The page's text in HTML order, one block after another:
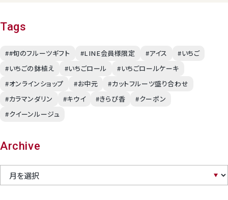
Tags
##旬のフルーツギフト #LINE会員様限定 #アイス
#いちご
#いちごの鉢植え
#いちごロール
#いちごロールケーキ
#オンラインショップ
#お中元
#カットフルーツ盛り合わせ
#カラマンダリン
#キウイ #きらぴ香
#クーポン
#クイーンルージュ
Archive